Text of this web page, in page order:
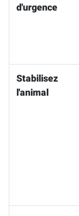
d'urgence
Stabilisez
l'animal